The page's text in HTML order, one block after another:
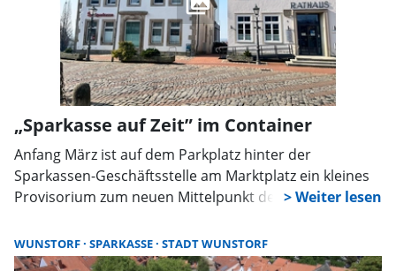
„Sparkasse auf Zeit” im Container
Anfang März ist auf dem Parkplatz hinter der
Sparkassen-Geschäftsstelle am Marktplatz ein kleines
Provisorium zum neuen Mittelpunkt des Bankalltags
normale Wohnung, arbeiten Olaf Dierking und sein
Team seit einigen Wochen weiter, während nebenan
WUNSTORF SPARKASSE STADT WUNSTORF